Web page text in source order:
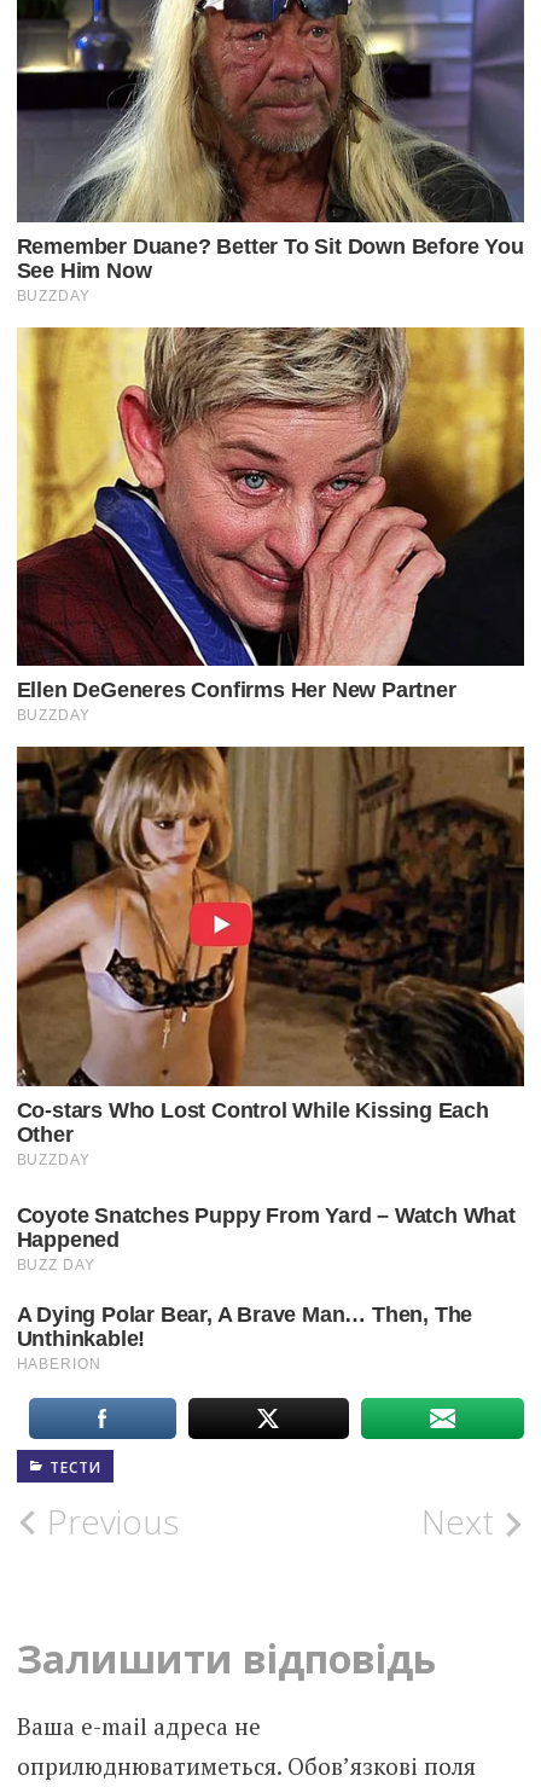
ТЕСТИ
Post
Previous Next
Залишити відповідь
Ваша e-mail адреса не
оприлюднюватиметься. Обов’язкові поля